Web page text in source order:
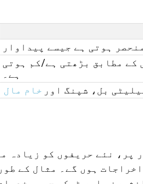
ہوتی ہے جیسے پیداوار
کے مطابق بڑھتی ہے/کم ہوتی
ہے۔
بل، شپنگ اور خام مال
پر، نئے حریفوں کو
ہوں گے۔ مثال کے